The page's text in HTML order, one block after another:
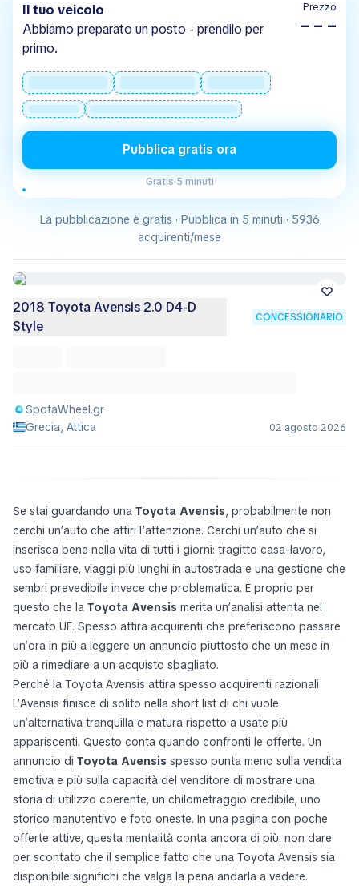
Il tuo veicolo
Abbiamo preparato un posto - prendilo per
primo.
Prezzo
– – –
Pubblica gratis ora
Gratis·5 minuti
La pubblicazione è gratis · Pubblica in 5 minuti · 5936
acquirenti/mese
2018 Toyota Avensis 2.0 D4-D
Style
CONCESSIONARIO
SpotaWheel.gr
Grecia, Attica
02 agosto 2026
Se stai guardando una Toyota Avensis, probabilmente non
cerchi un’auto che attiri l’attenzione. Cerchi un’auto che si
inserisca bene nella vita di tutti i giorni: tragitto casa-lavoro,
uso familiare, viaggi più lunghi in autostrada e una gestione che
sembri prevedibile invece che problematica. È proprio per
questo che la Toyota Avensis merita un’analisi attenta nel
mercato UE. Spesso attira acquirenti che preferiscono passare
un’ora in più a leggere un annuncio piuttosto che un mese in
più a rimediare a un acquisto sbagliato.
Perché la Toyota Avensis attira spesso acquirenti razionali
L’Avensis finisce di solito nella short list di chi vuole
un’alternativa tranquilla e matura rispetto a usate più
appariscenti. Questo conta quando confronti le offerte. Un
annuncio di Toyota Avensis spesso punta meno sulla vendita
emotiva e più sulla capacità del venditore di mostrare una
storia di utilizzo coerente, un chilometraggio credibile, uno
storico manutentivo e foto oneste. In una pagina con poche
offerte attive, questa mentalità conta ancora di più: non dare
per scontato che il semplice fatto che una Toyota Avensis sia
disponibile significhi che valga la pena andarla a vedere.